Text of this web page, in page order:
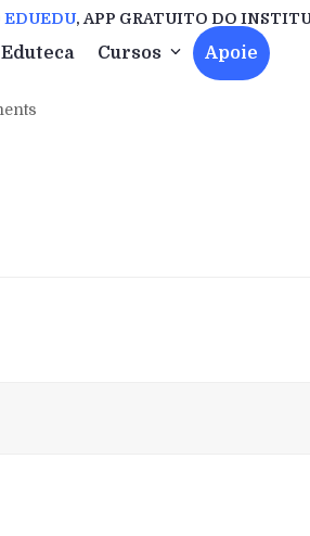
EDUEDU, APP GRATUITO DO
Eduteca Cursos Apoie